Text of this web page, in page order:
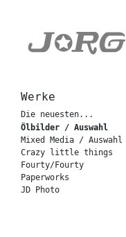
Werke
Die neuesten...
Ölbilder / Auswahl
Mixed Media / Auswahl
Crazy little things
Fourty/Fourty
Paperworks
JD Photo